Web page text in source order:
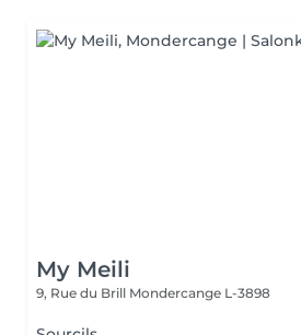
My Meili
9, Rue du Brill Mondercange L-3898